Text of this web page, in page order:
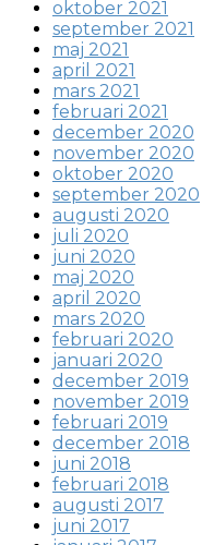
oktober 2021
september 2021
maj 2021
april 2021
mars 2021
februari 2021
december 2020
november 2020
oktober 2020
september 2020
augusti 2020
juli 2020
juni 2020
maj 2020
april 2020
mars 2020
februari 2020
januari 2020
december 2019
november 2019
februari 2019
december 2018
juni 2018
februari 2018
augusti 2017
juni 2017